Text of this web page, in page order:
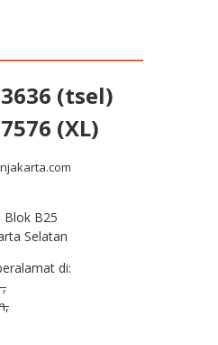
(tsel)
(XL)
Blok B25
Selatan
di: